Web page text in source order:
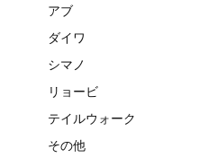
アブ
ダイワ
シマノ
リョービ
テイルウォーク
その他